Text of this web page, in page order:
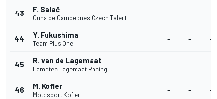
43 F. Salač
Cuna de Campeones Czech Talent
- - -
44 Y. Fukushima
Team Plus One
- - -
45 R. van de Lagemaat
Lamotec Lagemaat Racing
- - -
46 M. Kofler
Motosport Kofler
- - -